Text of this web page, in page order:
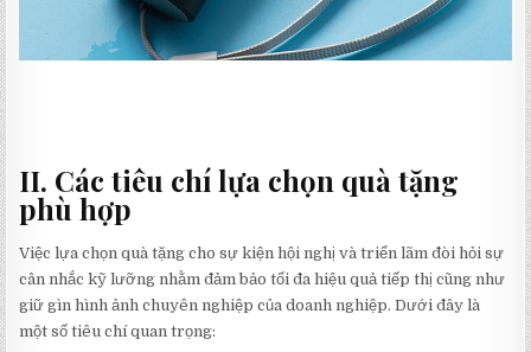
II. Các tiêu chí lựa chọn quà tặng
phù hợp
Việc lựa chọn quà tặng cho sự kiện hội nghị và triển lãm đòi hỏi sự
cân nhắc kỹ lưỡng nhằm đảm bảo tối đa hiệu quả tiếp thị cũng như
giữ gìn hình ảnh chuyên nghiệp của doanh nghiệp. Dưới đây là
một số tiêu chí quan trọng: